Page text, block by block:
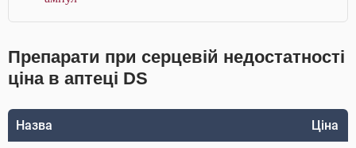
Препарати при серцевій недостатності
ціна в аптеці DS
Назва Ціна